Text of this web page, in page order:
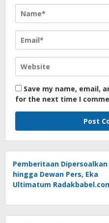
Save my name, email,
for the next time I
Pemberitaan Dipersoalkan
hingga Dewan Pers, Eka
Ultimatum
Tempuh Jalur Hukum